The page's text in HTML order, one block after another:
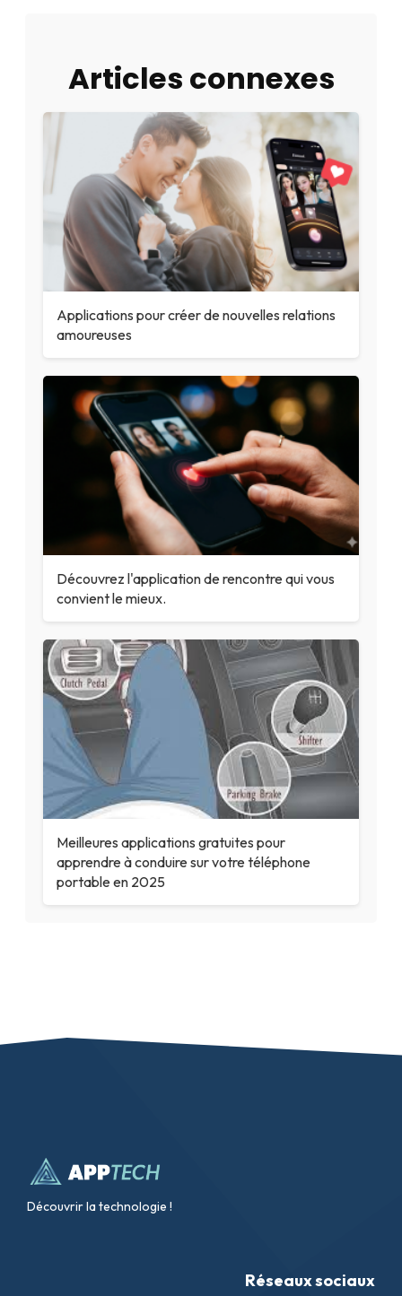
Articles connexes
Applications pour créer de nouvelles relations
amoureuses
Découvrez l'application de rencontre qui vous
convient le mieux.
Meilleures applications gratuites pour
apprendre à conduire sur votre téléphone
portable en 2025
Découvrir la technologie !
Réseaux sociaux